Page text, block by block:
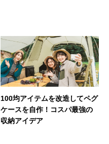
100均アイテムを改造してペグ
ケースを自作！コスパ最強の
収納アイデア